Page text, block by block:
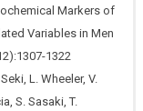
Markers of
Variables in Men
1322
L. Wheeler, V.
S. Sasaki, T.